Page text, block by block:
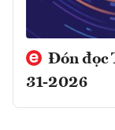
Đón đọc
31-2026